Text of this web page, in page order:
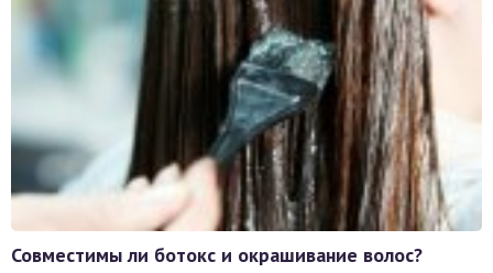
Совместимы ли ботокс и окрашивание волос?